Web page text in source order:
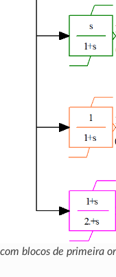
blocos de primeira